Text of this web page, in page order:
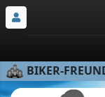
BIKER-